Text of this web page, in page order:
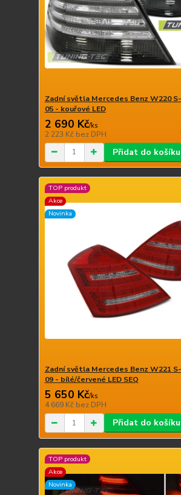
Zadní světla Mercedes Benz W220
05 - kouřové LED
2 690 Kč/ks
2 223 Kč bez DPH
Přidat do košíku
TOP produkt
Akce
Novinka
Zadní světla Mercedes Benz W221
09 - bílé/červené LED SEQ
5 650 Kč/ks
4 669 Kč bez DPH
Přidat do košíku
TOP produkt
Akce
Novinka